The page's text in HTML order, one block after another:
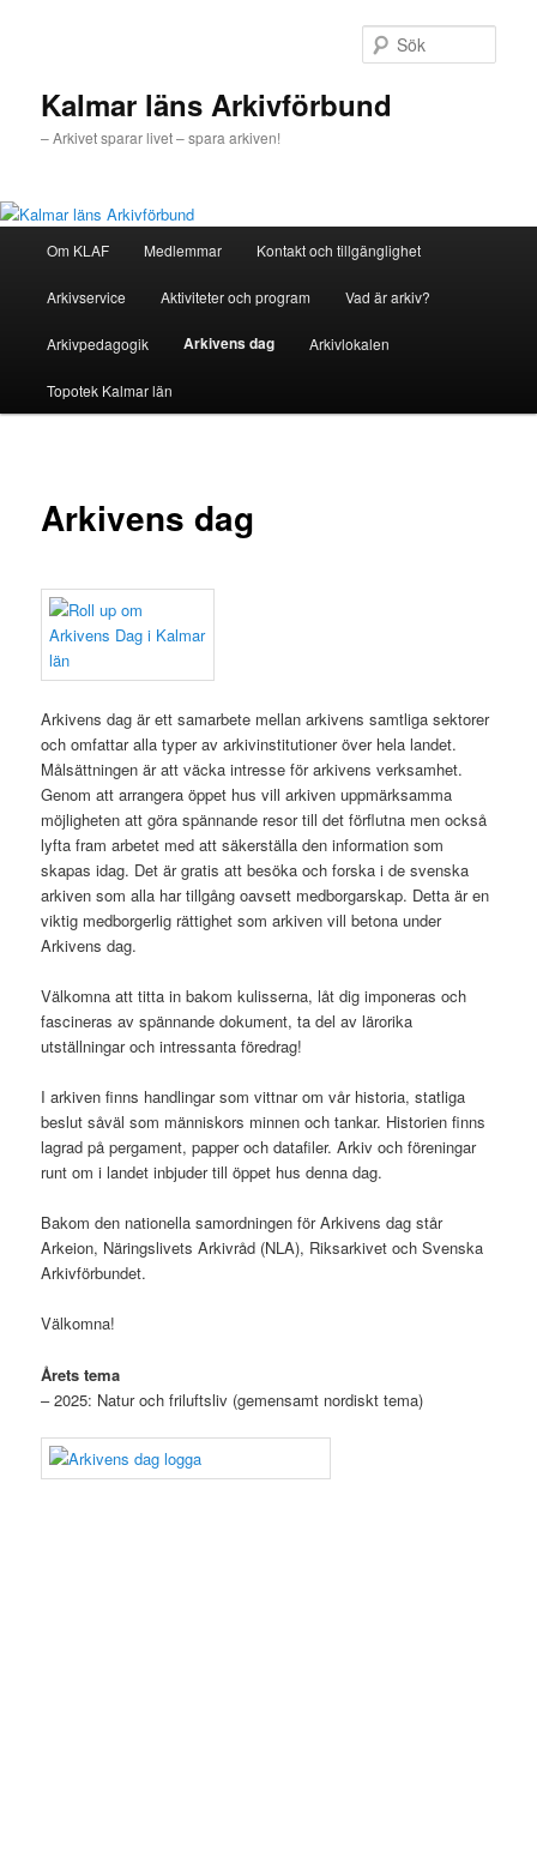
Kalmar läns Arkivförbund
– Arkivet sparar livet – spara arkiven!
Om KLAF Medlemmar Kontakt och tillgänglighet
Arkivservice Aktiviteter och program Vad är arkiv?
Arkivpedagogik Arkivens dag Arkivlokalen
Topotek Kalmar län
Arkivens dag
Arkivens dag är ett samarbete mellan arkivens samtliga sektorer
och omfattar alla typer av arkivinstitutioner över hela landet.
Målsättningen är att väcka intresse för arkivens verksamhet.
Genom att arrangera öppet hus vill arkiven uppmärksamma
möjligheten att göra spännande resor till det förflutna men också
lyfta fram arbetet med att säkerställa den information som
skapas idag. Det är gratis att besöka och forska i de svenska
arkiven som alla har tillgång oavsett medborgarskap. Detta är en
viktig medborgerlig rättighet som arkiven vill betona under
Arkivens dag.
Välkomna att titta in bakom kulisserna, låt dig imponeras och
fascineras av spännande dokument, ta del av lärorika
utställningar och intressanta föredrag!
I arkiven finns handlingar som vittnar om vår historia, statliga
beslut såväl som människors minnen och tankar. Historien finns
lagrad på pergament, papper och datafiler. Arkiv och föreningar
runt om i landet inbjuder till öppet hus denna dag.
Bakom den nationella samordningen för Arkivens dag står
Arkeion, Näringslivets Arkivråd (NLA), Riksarkivet och Svenska
Arkivförbundet.
Välkomna!
Årets tema
– 2025: Natur och friluftsliv (gemensamt nordiskt tema)